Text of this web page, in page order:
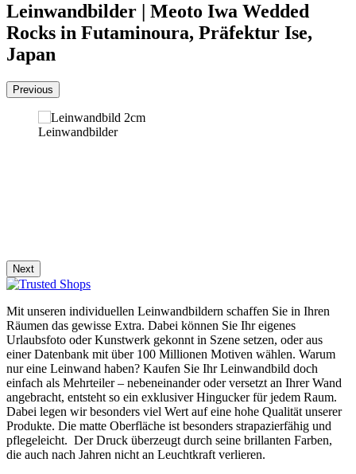
Leinwandbilder | Meoto Iwa Wedded
Rocks in Futaminoura, Präfektur Ise,
Japan
Previous
Leinwandbilder
Next
Mit unseren individuellen Leinwandbildern schaffen Sie in Ihren
Räumen das gewisse Extra. Dabei können Sie Ihr eigenes
Urlaubsfoto oder Kunstwerk gekonnt in Szene setzen, oder aus
einer Datenbank mit über 100 Millionen Motiven wählen. Warum
nur eine Leinwand haben? Kaufen Sie Ihr Leinwandbild doch
einfach als Mehrteiler – nebeneinander oder versetzt an Ihrer Wand
angebracht, entsteht so ein exklusiver Hingucker für jedem Raum.
Dabei legen wir besonders viel Wert auf eine hohe Qualität unserer
Produkte. Die matte Oberfläche ist besonders strapazierfähig und
pflegeleicht. Der Druck überzeugt durch seine brillanten Farben,
die auch nach Jahren nicht an Leuchtkraft verlieren.